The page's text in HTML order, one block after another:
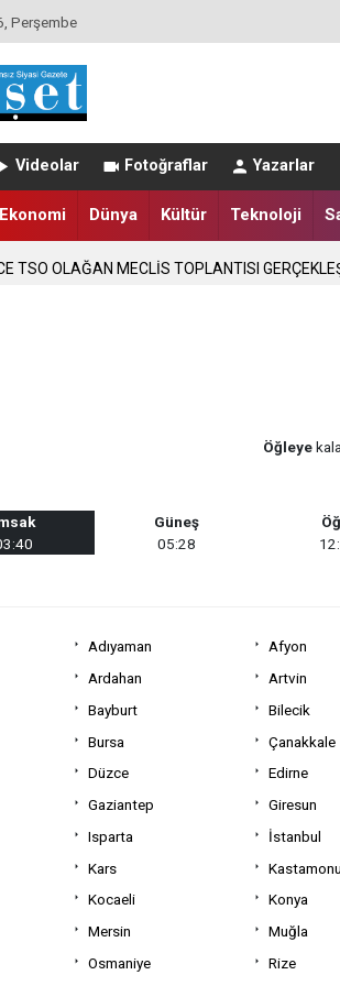
Perşembe
Videolar Fotoğraflar Yazarlar
Ekonomi Dünya Kültür Teknoloji
TSO OLAĞAN MECLİS TOPLANTISI
Öğleye
Güneş
05:28
Adıyaman Afyon
Ardahan Artvin
Bayburt Bilecik
Bursa Çanakkale
Düzce Edirne
Gaziantep Giresun
Isparta İstanbul
Kars Kastamonu
Kocaeli Konya
Mersin Muğla
Osmaniye Rize